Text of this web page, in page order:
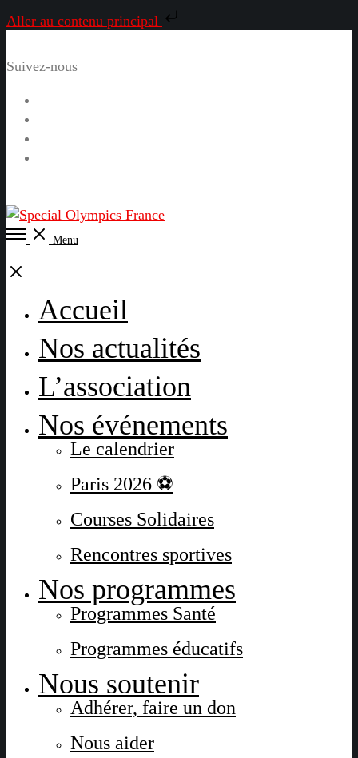
Aller au contenu principal
Suivez-nous
Open
Menu
Close
Accueil
Nos actualités
L’association
Nos événements
Le calendrier
Paris 2026 ⚽
Courses Solidaires
Rencontres sportives
Nos programmes
Programmes Santé
Programmes éducatifs
Nous soutenir
Adhérer, faire un don
Nous aider